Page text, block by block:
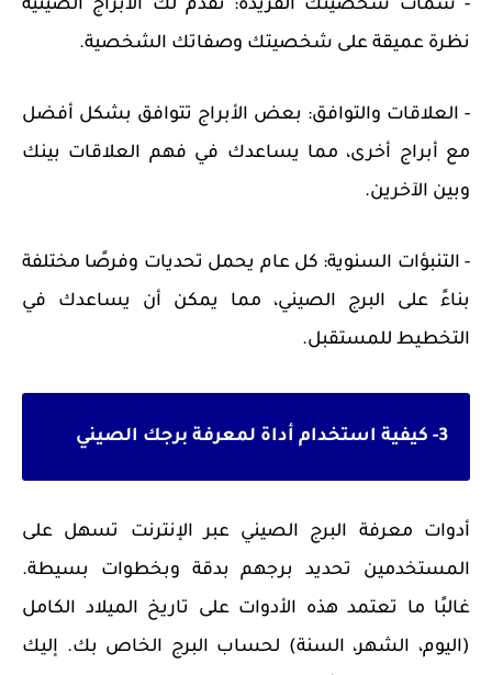
- سمات شخصيتك الفريدة: تقدم لك الأبراج الصينية
نظرة عميقة على شخصيتك وصفاتك الشخصية.
- العلاقات والتوافق: بعض الأبراج تتوافق بشكل أفضل
مع أبراج أخرى، مما يساعدك في فهم العلاقات بينك
وبين الآخرين.
- التنبؤات السنوية: كل عام يحمل تحديات وفرصًا مختلفة
بناءً على البرج الصيني، مما يمكن أن يساعدك في
التخطيط للمستقبل.
3- كيفية استخدام أداة لمعرفة برجك الصيني
أدوات معرفة البرج الصيني عبر الإنترنت تسهل على
المستخدمين تحديد برجهم بدقة وبخطوات بسيطة.
غالبًا ما تعتمد هذه الأدوات على تاريخ الميلاد الكامل
(اليوم، الشهر، السنة) لحساب البرج الخاص بك. إليك